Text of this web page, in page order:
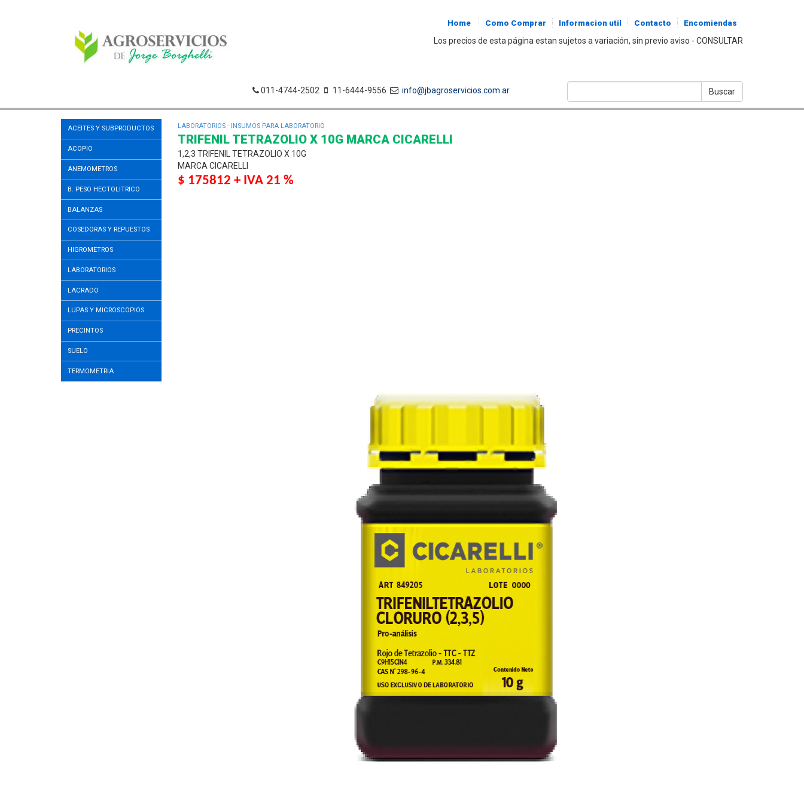
Home Como Comprar Informacion util Contacto Encomiendas
Los precios de esta página estan sujetos a variación, sin previo aviso - CONSULTAR
011-4744-2502 11-6444-9556 info@jbagroservicios.com.ar
ACEITES Y SUBPRODUCTOS
ACOPIO
ANEMOMETROS
B. PESO HECTOLITRICO
BALANZAS
COSEDORAS Y REPUESTOS
HIGROMETROS
LABORATORIOS
LACRADO
LUPAS Y MICROSCOPIOS
PRECINTOS
SUELO
TERMOMETRIA
LABORATORIOS - INSUMOS PARA LABORATORIO
TRIFENIL TETRAZOLIO X 10G MARCA CICARELLI
1,2,3 TRIFENIL TETRAZOLIO X 10G
MARCA CICARELLI
$ 175812 + IVA 21 %